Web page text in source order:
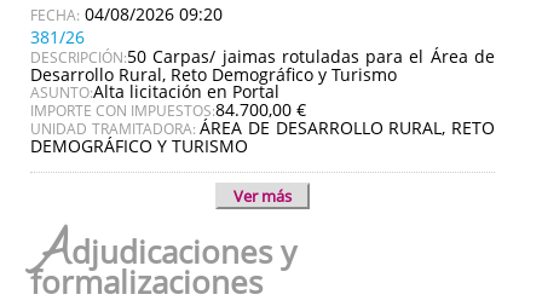
04/08/2026 09:20
381/26
DESCRIPCIÓN:50 Carpas/ jaimas rotuladas para el Área de
Desarrollo Rural, Reto Demográfico y Turismo
ASUNTO:Alta licitación en Portal
IMPORTE CON IMPUESTOS:84.700,00 €
UNIDAD TRAMITADORA:ÁREA DE DESARROLLO RURAL, RETO
DEMOGRÁFICO Y TURISMO
Ver más
Adjudicaciones y
formalizaciones